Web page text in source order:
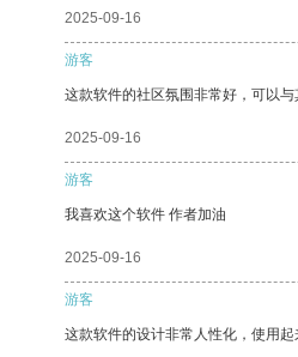
2025-09-16
游客
这款软件的社区氛围非常好，可以与
2025-09-16
游客
我喜欢这个软件 作者加油
2025-09-16
游客
这款软件的设计非常人性化，使用起